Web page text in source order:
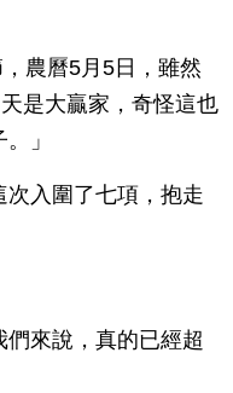
農曆5月5日，雖然
是大贏家，奇怪這也
」
入圍了七項，抱走
們來說，真的已經超